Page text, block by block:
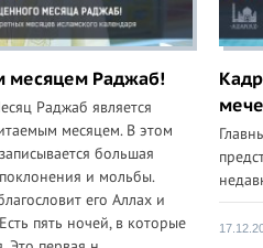
месяцем Раджаб!
Раджаб является
месяцем. В этом
большая
и мольбы.
его Аллах и
пять ночей, в которые